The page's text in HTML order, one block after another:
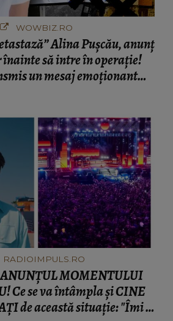
WOWBIZ.RO
Alina Pușcău, anunț
să intre în operație!
un mesaj emoționant
RADIOIMPULS.RO
MOMENTULUI
Ce se va întâmpla și CINE
de această situație: "Îmi e